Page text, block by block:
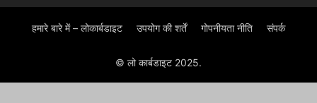
हमारे बारे में – लोकार्बडाइट उपयोग की शर्तें गोपनीयता नीति संपर्क
© लो कार्बडाइट 2025.